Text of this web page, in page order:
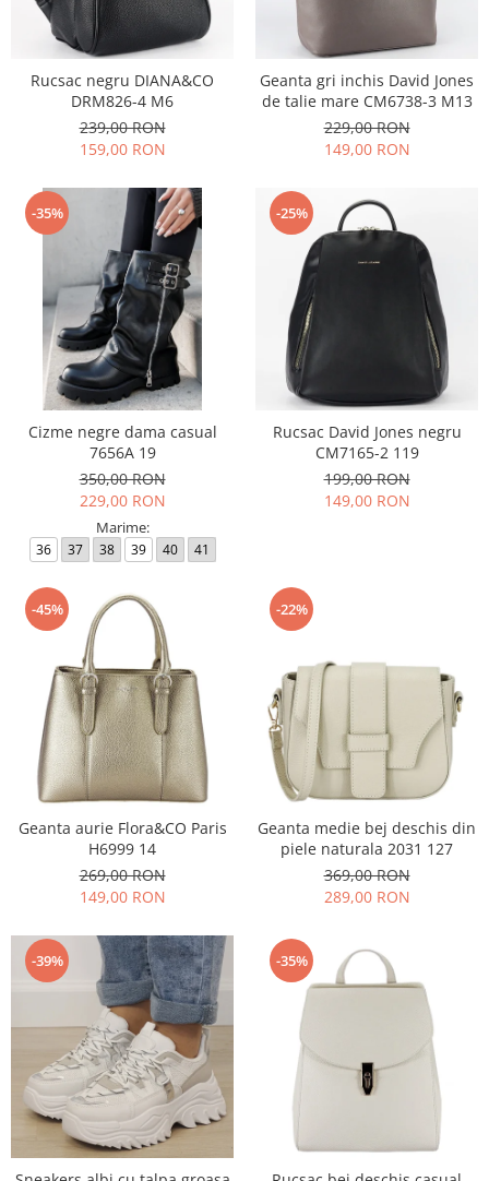
Rucsac negru DIANA&CO
DRM826-4 M6
239,00 RON
159,00 RON
Geanta gri inchis David Jones
de talie mare CM6738-3 M13
229,00 RON
149,00 RON
-35%
Cizme negre dama casual
7656A 19
350,00 RON
229,00 RON
Marime:
36 37 38 39 40 41
-25%
Rucsac David Jones negru
CM7165-2 119
199,00 RON
149,00 RON
-45%
Geanta aurie Flora&CO Paris
H6999 14
269,00 RON
149,00 RON
-22%
Geanta medie bej deschis din
piele naturala 2031 127
369,00 RON
289,00 RON
-39% -35%